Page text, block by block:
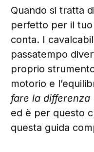
Quando si tratta
perfetto per il
conta. I
passatempo
proprio
motorio e
fare la differenza
ed è per questo
questa guida